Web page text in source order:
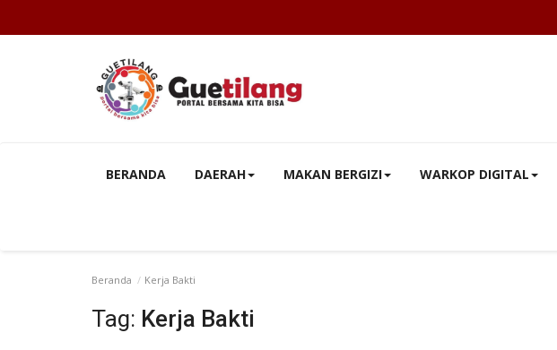
BERANDA DAERAH MAKAN BERGIZI WARKOP DIGITAL
Beranda Kerja Bakti
Tag: Kerja Bakti